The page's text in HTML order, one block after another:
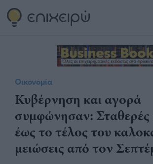
Οικονομία
Κυβέρνηση και αγορά
συμφώνησαν: Σταθερές
έως το τέλος του
μειώσεις από τον